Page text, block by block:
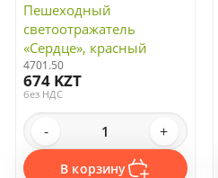
Пешеходный
светоотражатель
«Сердце», красный
4701.50
674 KZT
без НДС
- +
В корзину